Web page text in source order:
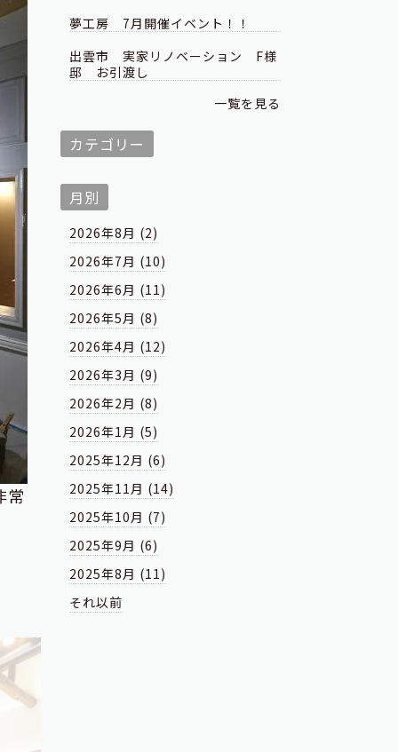
常
夢工房 7月開催イベント！！
出雲市 実家リノベーション F様
邸 お引渡し
一覧を見る
カテゴリー
月別
2026年8月 (2)
2026年7月 (10)
2026年6月 (11)
2026年5月 (8)
2026年4月 (12)
2026年3月 (9)
2026年2月 (8)
2026年1月 (5)
2025年12月 (6)
2025年11月 (14)
2025年10月 (7)
2025年9月 (6)
2025年8月 (11)
それ以前